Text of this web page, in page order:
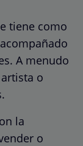
tiene como
A menudo
o
la
o